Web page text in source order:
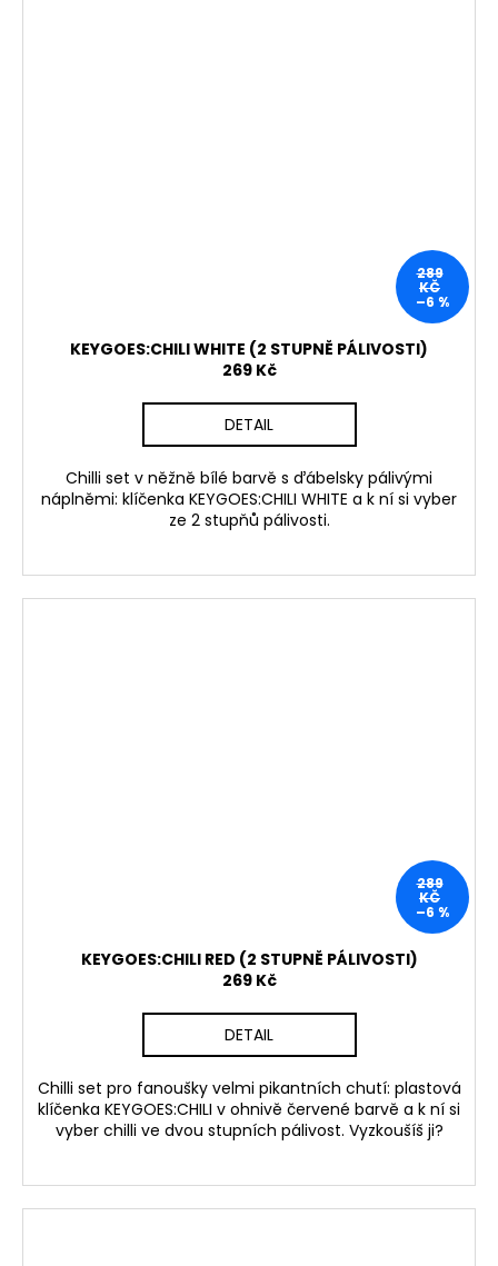
289
KČ
–6 %
KEYGOES:CHILI WHITE (2 STUPNĚ PÁLIVOSTI)
269 Kč
DETAIL
Chilli set v něžně bílé barvě s ďábelsky pálivými
náplněmi: klíčenka KEYGOES:CHILI WHITE a k ní si vyber
ze 2 stupňů pálivosti.
289
KČ
–6 %
KEYGOES:CHILI RED (2 STUPNĚ PÁLIVOSTI)
269 Kč
DETAIL
Chilli set pro fanoušky velmi pikantních chutí: plastová
klíčenka KEYGOES:CHILI v ohnivě červené barvě a k ní si
vyber chilli ve dvou stupních pálivost. Vyzkoušíš ji?